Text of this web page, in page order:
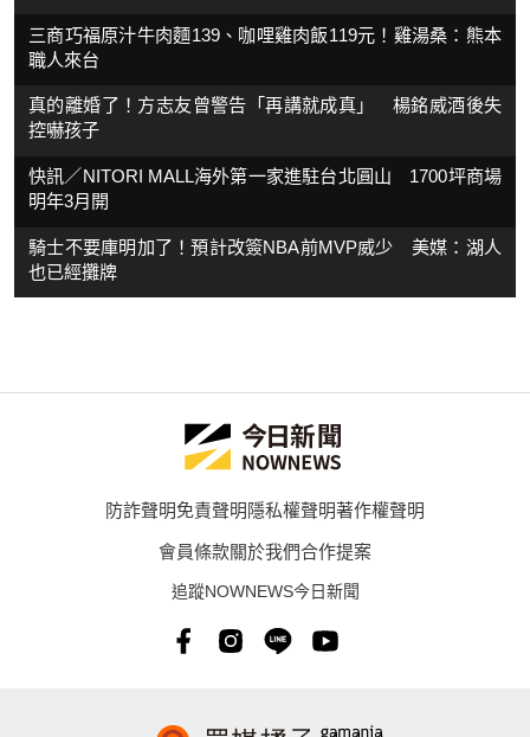
三商巧福原汁牛肉麵139、咖哩雞肉飯119元！雞湯桑：熊本
職人來台
真的離婚了！方志友曾警告「再講就成真」 楊銘威酒後失
控嚇孩子
快訊／NITORI MALL海外第一家進駐台北圓山 1700坪商場
明年3月開
騎士不要庫明加了！預計改簽NBA前MVP威少 美媒：湖人
也已經攤牌
防詐聲明免責聲明隱私權聲明著作權聲明
會員條款關於我們合作提案
追蹤NOWNEWS今日新聞